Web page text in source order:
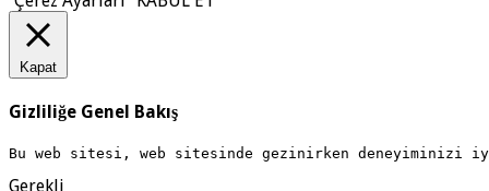
Kapat
Gizliliğe Genel Bakış
Bu web sitesi, web sitesinde gezinirken deneyiminizi
Gerekli